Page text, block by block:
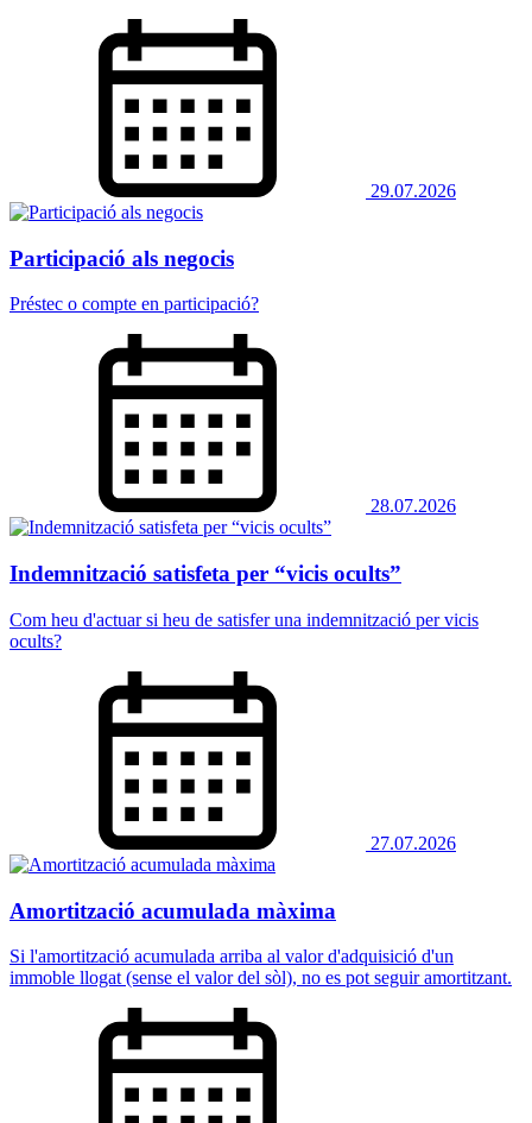
29.07.2026
Participació als negocis
Préstec o compte en participació?
28.07.2026
Indemnització satisfeta per “vicis ocults”
Com heu d'actuar si heu de satisfer una indemnització per vicis
ocults?
27.07.2026
Amortització acumulada màxima
Si l'amortització acumulada arriba al valor d'adquisició d'un
immoble llogat (sense el valor del sòl), no es pot seguir amortitzant.